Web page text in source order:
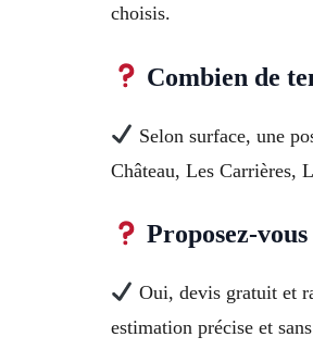
choisis.
Combien de
Selon surface, une
Château, Les Carrières,
Proposez-
Oui, devis gratuit et
estimation précise et